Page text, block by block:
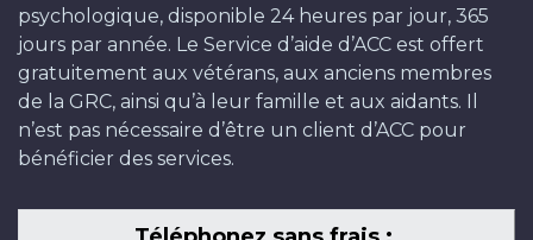
psychologique, disponible 24 heures par jour, 365
jours par année. Le Service d’aide d’ACC est offert
gratuitement aux vétérans, aux anciens membres
de la GRC, ainsi qu’à leur famille et aux aidants. Il
n’est pas nécessaire d’être un client d’ACC pour
bénéficier des services.